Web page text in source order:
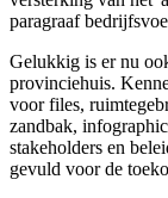
paragraaf
Gelukkig is er nu
provinciehuis.
voor files,
zandbak,
stakeholders en
gevuld voor de